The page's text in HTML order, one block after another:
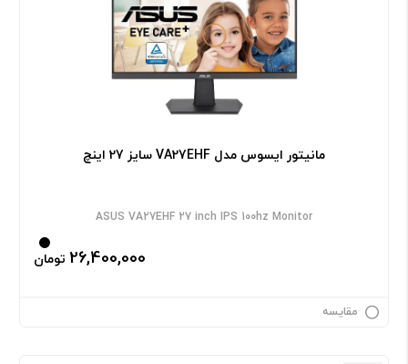
مانیتور ایسوس مدل VA27EHF سایز 27 اینچ
ASUS VA27EHF 27 inch IPS 100hz Monitor
26,400,000 تومان
مقایسه